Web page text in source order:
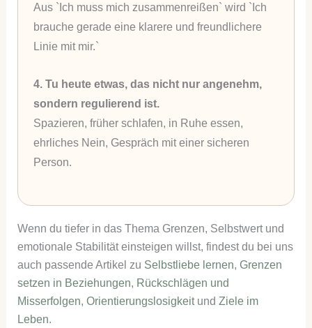
Aus `Ich muss mich zusammenreißen` wird `Ich
brauche gerade eine klarere und freundlichere
Linie mit mir.`
4. Tu heute etwas, das nicht nur angenehm,
sondern regulierend ist.
Spazieren, früher schlafen, in Ruhe essen,
ehrliches Nein, Gespräch mit einer sicheren
Person.
Wenn du tiefer in das Thema Grenzen, Selbstwert und
emotionale Stabilität einsteigen willst, findest du bei uns
auch passende Artikel zu Selbstliebe lernen, Grenzen
setzen in Beziehungen, Rückschlägen und
Misserfolgen, Orientierungslosigkeitund Ziele im
Leben.